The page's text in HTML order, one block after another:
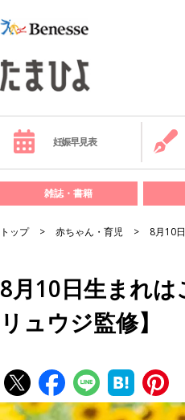
妊娠早見表
雑誌・書籍
トップ 赤ちゃん・育児 8月10
8月10日生まれ
リュウジ監修】